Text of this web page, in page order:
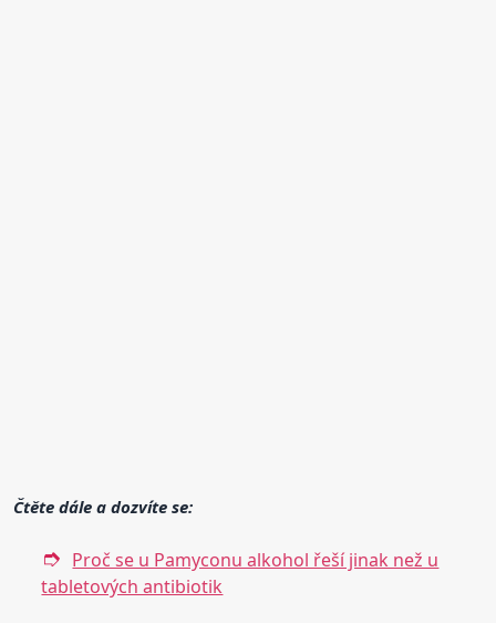
Čtěte dále a dozvíte se:
Proč se u Pamyconu alkohol řeší jinak než u
tabletových antibiotik